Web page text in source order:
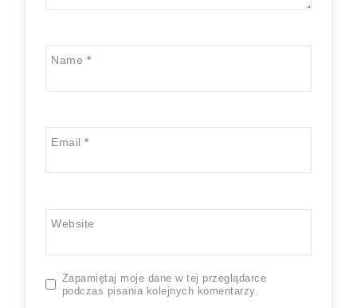
Name *
Email *
Website
Zapamiętaj moje dane w tej przeglądarce
podczas pisania kolejnych komentarzy.